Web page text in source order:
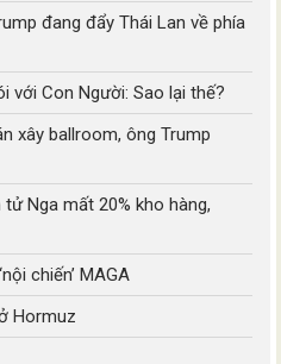
đang đẩy Thái Lan về phía
với Con Người: Sao lại thế?
xây ballroom, ông Trump
Nga mất 20% kho hàng,
chiến’ MAGA
Hormuz